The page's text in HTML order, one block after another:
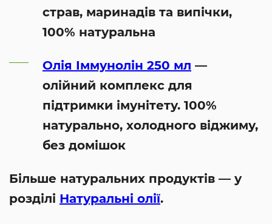
страв, маринадів та випічки,
100% натуральна
Олія Іммунолін 250 мл —
олійний комплекс для
підтримки імунітету. 100%
натурально, холодного віджиму,
без домішок
Більше натуральних продуктів — у
розділі Натуральні олії.